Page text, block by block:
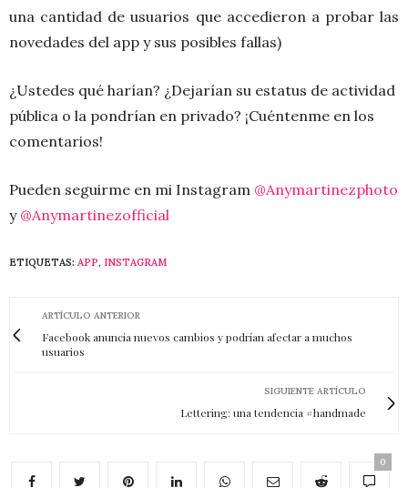
una cantidad de usuarios que accedieron a probar las
novedades del app y sus posibles fallas)
¿Ustedes qué harían? ¿Dejarían su estatus de actividad
pública o la pondrían en privado? ¡Cuéntenme en los
comentarios!
Pueden seguirme en mi Instagram @Anymartinezphoto
y @Anymartinezofficial
ETIQUETAS: APP, INSTAGRAM
ARTÍCULO ANTERIOR
Facebook anuncia nuevos cambios y podrían afectar a muchos
usuarios
SIGUIENTE ARTÍCULO
Lettering: una tendencia #handmade
0